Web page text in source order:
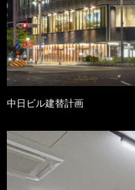
中日ビル建替計画